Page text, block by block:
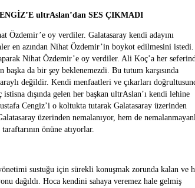
ultrAslan’dan SES ÇIKMADI
oy verdiler. Galatasaray kendi adayını
en azından Nihat Özdemir’in boykot edilmesini
Nihat Özdemir’e oy verdiler. Ali Koç’a her
başka da bir şey beklenemezdi. Bu tutum karşısında
değildir. Kendi menfaatleri ve çıkarları
dışında gelen her başkan ultrAslan’ı kendi lehine
Cengiz’i o koltukta tutarak Galatasaray üzerinden
üzerinden nemalanıyor, hem de
önüne atıyorlar.
sustuğu için sürekli konuşmak zorunda kalan ve
dağıldı. Hoca kendini sahaya veremez hale gelmiş